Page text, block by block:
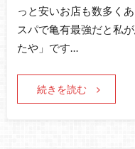
っと安いお店も数多く
スパで亀有最強だと私
たや」です…
続きを読む